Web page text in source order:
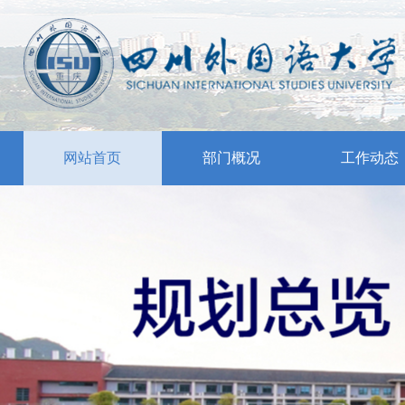
网站首页 部门概况 工作动态